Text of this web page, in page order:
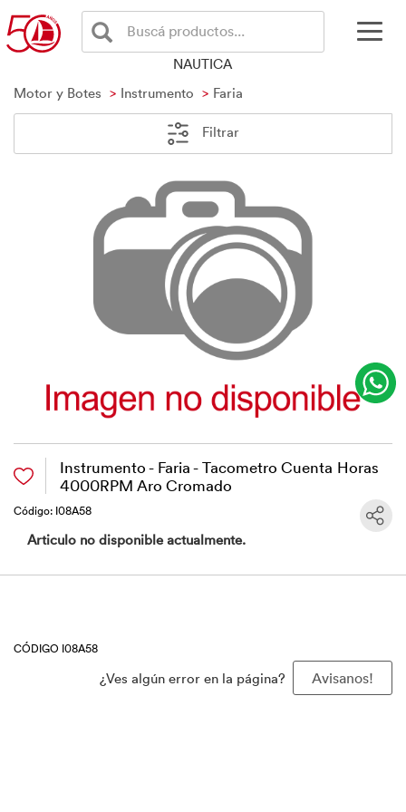
Buscá productos...
NAUTICA
Motor y Botes
Instrumento Faria
Filtrar
Instrumento - Faria - Tacometro Cuenta Horas
4000RPM Aro Cromado
Código: I08A58
Articulo no disponible actualmente.
CÓDIGO I08A58
¿Ves algún error en la página? Avisanos!